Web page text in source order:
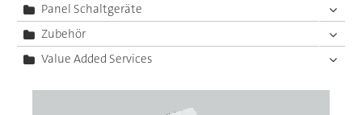
Panel Schaltgeräte
Zubehör
Value Added Services